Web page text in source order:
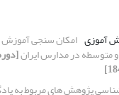
آموزی امکان سنجی آموزش
در مدارس ایران
پژوهش های مربوط به